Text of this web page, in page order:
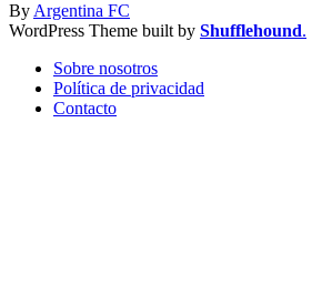
By Argentina FC
WordPress Theme built by Shufflehound.
Sobre nosotros
Política de privacidad
Contacto